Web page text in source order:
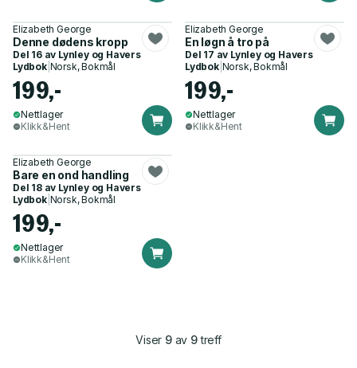
Elizabeth George
Denne dødens kropp
Del 16 av Lynley og Havers
Lydbok| Norsk, Bokmål
199,-
Nettlager
Klikk&Hent
Elizabeth George
En løgn å tro på
Del 17 av Lynley og Havers
Lydbok| Norsk, Bokmål
199,-
Nettlager
Klikk&Hent
Elizabeth George
Bare en ond handling
Del 18 av Lynley og Havers
Lydbok| Norsk, Bokmål
199,-
Nettlager
Klikk&Hent
Viser 9av 9treff